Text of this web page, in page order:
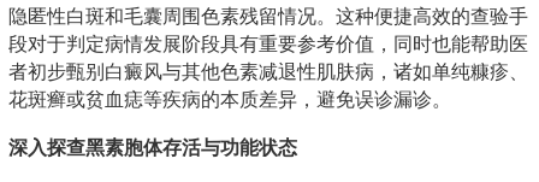
隐匿性白斑和毛囊周围色素残留情况。这种便捷高效的查验手
段对于判定病情发展阶段具有重要参考价值，同时也能帮助医
者初步甄别白癜风与其他色素减退性肌肤病，诸如单纯糠疹、
花斑癣或贫血痣等疾病的本质差异，避免误诊漏诊。
深入探查黑素胞体存活与功能状态